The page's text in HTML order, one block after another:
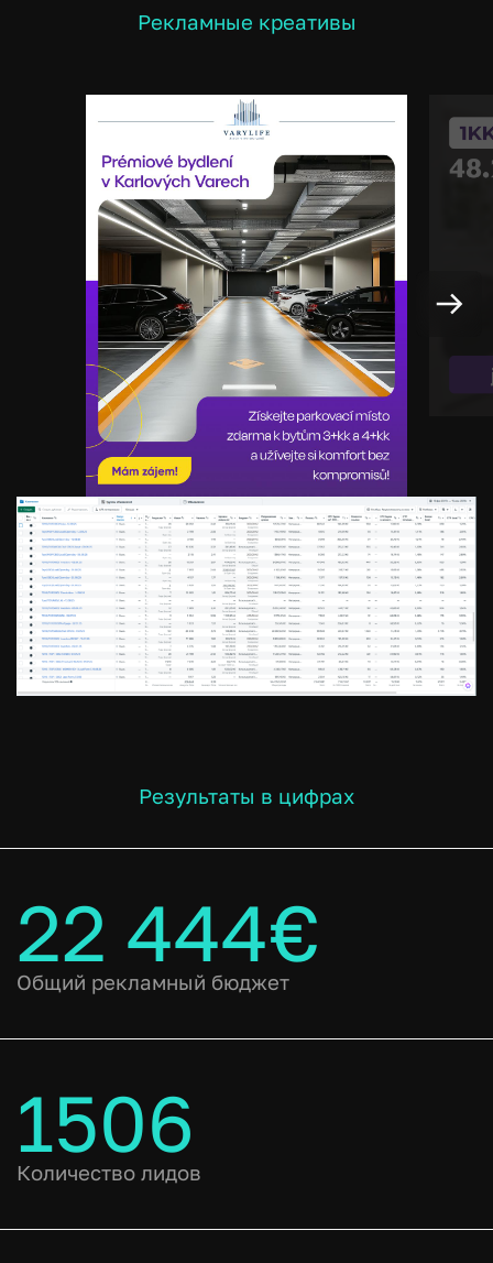
Рекламные креативы
Результаты в цифрах
22 444€
Общий рекламный бюджет
1506
Количество лидов